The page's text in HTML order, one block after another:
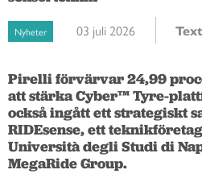
Nyheter 03 juli 2026
Pirelli förvärvar 24,99
att stärka Cyber™ Tyre-
också ingått ett strategiskt
RIDEsense, ett
Università degli Studi di
MegaRide Group.